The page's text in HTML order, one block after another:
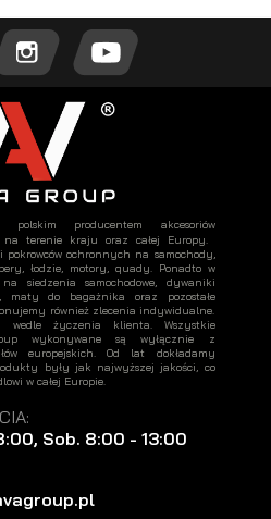
producentem akcesoriów
na terenie kraju oraz całej Europy.
ochronnych na samochody,
łodzie, motory, quady. Ponadto w
siedzenia samochodowe, dywaniki
maty do bagażnika oraz pozostałe
również zlecenia indywidualne.
wedle życzenia klienta. Wszystkie
wykonywane są wyłącznie z
europejskich. Od lat dokładamy
były jak najwyższej jakości, co
w całej Europie.
Sob. 8:00 - 13:00